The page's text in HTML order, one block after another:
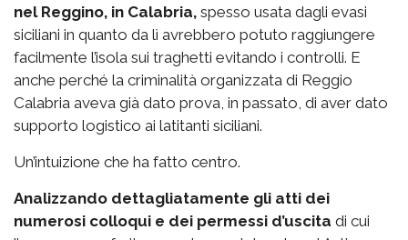
nel Reggino, in Calabria, spesso usata dagli evasi
siciliani in quanto da lì avrebbero potuto raggiungere
facilmente l’isola sui traghetti evitando i controlli. E
anche perché la criminalità organizzata di Reggio
Calabria aveva già dato prova, in passato, di aver dato
supporto logistico ai latitanti siciliani.
Un’intuizione che ha fatto centro.
Analizzando dettagliatamente gli atti dei
numerosi colloqui e dei permessi d’uscita di cui